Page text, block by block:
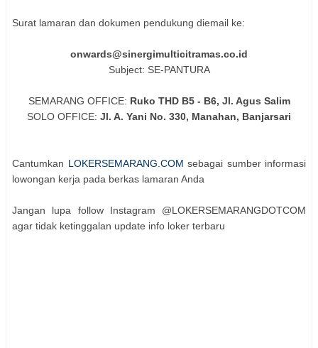
Surat lamaran dan dokumen pendukung diemail ke:
onwards@sinergimulticitramas.co.id
Subject: SE-PANTURA
SEMARANG OFFICE: Ruko THD B5 - B6, Jl. Agus Salim
SOLO OFFICE: Jl. A. Yani No. 330, Manahan, Banjarsari
Cantumkan LOKERSEMARANG.COM sebagai sumber informasi
lowongan kerja pada berkas lamaran Anda
Jangan lupa follow Instagram @LOKERSEMARANGDOTCOM
agar tidak ketinggalan update info loker terbaru